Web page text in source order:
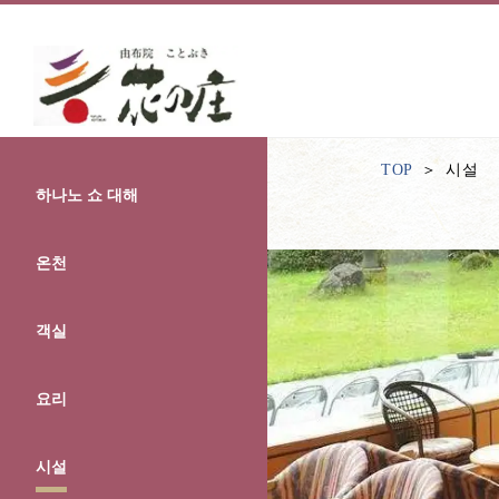
하나노 쇼 대해
온천
객실
요리
시설
TOP 시설